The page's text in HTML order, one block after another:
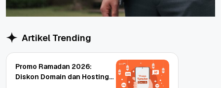
Artikel Trending
Promo Ramadan 2026:
Diskon Domain dan Hosting